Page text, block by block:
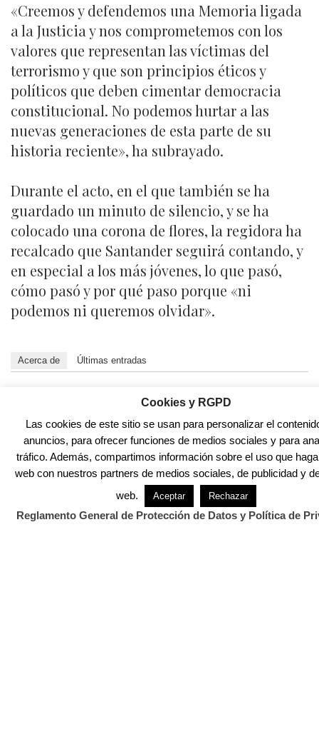
«Creemos y defendemos una Memoria ligada
a la Justicia y nos comprometemos con los
valores que representan las víctimas del
terrorismo y que son principios éticos y
políticos que deben cimentar democracia
constitucional. No podemos hurtar a las
nuevas generaciones de esta parte de su
historia reciente», ha subrayado.
Durante el acto, en el que también se ha
guardado un minuto de silencio, y se ha
colocado una corona de flores, la regidora ha
recalcado que Santander seguirá contando, y
en especial a los más jóvenes, lo que pasó,
cómo pasó y por qué paso porque «ni
podemos ni queremos olvidar».
Acerca de Últimas entradas
David Laguillo
enCANTABRIA DIARIO
David Laguillo (Torrelavega, 1975) es un
periodista, escritor y fotógrafo español. Desde
hace años ha publicado en medios de comunicación de ámbito
nacional y local, tanto en publicaciones generalistas como
especializadas. Como fotógrafo también ha ilustrado libros y
artículos periodísticos. Más información en
https://www.davidlaguillo.com/biografia
Cookies y RGPD
Las cookies de este sitio se usan para personalizar el
anuncios, para ofrecer funciones de medios sociales y para
tráfico. Además, compartimos información sobre el uso que
web con nuestros partners de medios sociales, de publicidad y
web.
Aceptar Rechazar
Reglamento General de Protección de Datos y Política de